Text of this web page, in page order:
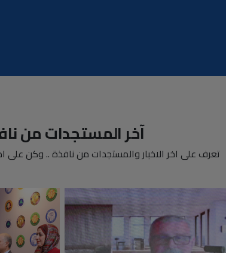
آخر المستجدات من
تعرف على اخر الاخبار والمستجدات من نافذة .. وكن على